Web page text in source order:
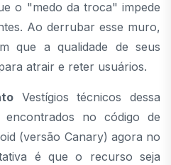
o "medo da troca" impede
Ao derrubar esse muro,
que a qualidade de seus
atrair e reter usuários.
Vestígios técnicos dessa
encontrados no código de
(versão Canary) agora no
é que o recurso seja